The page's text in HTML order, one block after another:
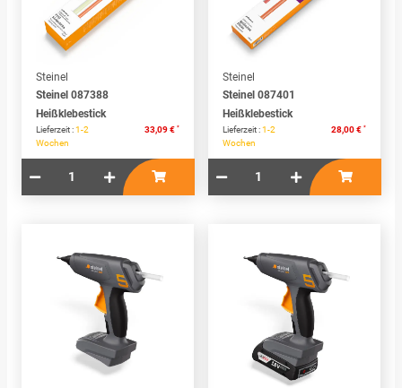
Steinel
Steinel 087388
Heißklebestick
Lieferzeit :1-2
Wochen
33,09 € *
Steinel
Steinel 087401
Heißklebestick
Lieferzeit :1-2
Wochen
28,00 € *